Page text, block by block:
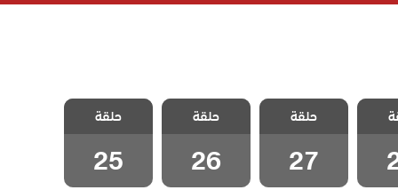
مسلسل الخليفة
الحلقة 27
حلقة
27
مسلسل الخليفة
الحلقة 26
حلقة
26
مسلسل الخليفة
الحلقة 25
حلقة
25